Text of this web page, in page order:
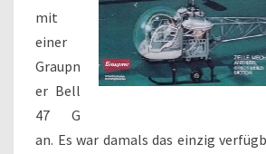
mit
einer
Graupn
er Bell
47 G
an. Es war damals das einzig